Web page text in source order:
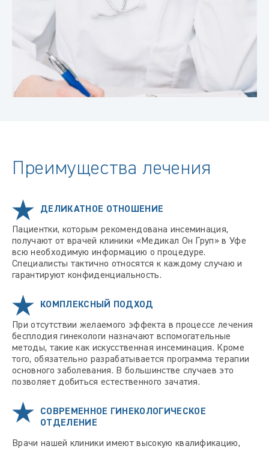
Преимущества лечения
ДЕЛИКАТНОЕ ОТНОШЕНИЕ
Пациентки, которым рекомендована инсеминация,
получают от врачей клиники «Медикал Он Груп» в Уфе
всю необходимую информацию о процедуре.
Специалисты тактично относятся к каждому случаю и
гарантируют конфиденциальность.
КОМПЛЕКСНЫЙ ПОДХОД
При отсутствии желаемого эффекта в процессе лечения
бесплодия гинекологи назначают вспомогательные
методы, такие как искусственная инсеминация. Кроме
того, обязательно разрабатывается программа терапии
основного заболевания. В большинстве случаев это
позволяет добиться естественного зачатия.
СОВРЕМЕННОЕ ГИНЕКОЛОГИЧЕСКОЕ
ОТДЕЛЕНИЕ
Врачи нашей клиники имеют высокую квалификацию,